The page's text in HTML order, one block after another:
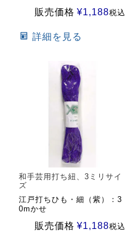
販売価格 ¥1,188税込
詳細を見る
和手芸用打ち紐、3ミリサイ
ズ
江戸打ちひも・細（紫）：3
0mかせ
販売価格 ¥1,188税込